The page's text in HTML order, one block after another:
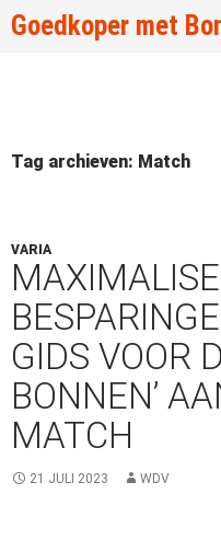
Goedkoper met
Zoeken
Tag archieven: Match
VARIA
GIDS VOOR
BONNEN’
MATCH
21 JULI 2023 WDV